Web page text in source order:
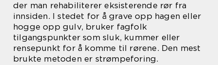
der man rehabiliterer eksisterende rør fra
innsiden. I stedet for å grave opp hagen eller
hogge opp gulv, bruker fagfolk
tilgangspunkter som sluk, kummer eller
rensepunkt for å komme til rørene. Den mest
brukte metoden er strømpeforing.